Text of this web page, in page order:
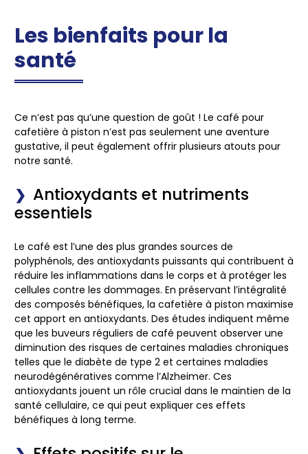
Les bienfaits pour la
santé
Ce n’est pas qu’une question de goût ! Le café pour
cafetière à piston n’est pas seulement une aventure
gustative, il peut également offrir plusieurs atouts pour
notre santé.
Antioxydants et nutriments
essentiels
Le café est l’une des plus grandes sources de
polyphénols, des antioxydants puissants qui contribuent à
réduire les inflammations dans le corps et à protéger les
cellules contre les dommages. En préservant l’intégralité
des composés bénéfiques, la cafetière à piston maximise
cet apport en antioxydants. Des études indiquent même
que les buveurs réguliers de café peuvent observer une
diminution des risques de certaines maladies chroniques
telles que le diabète de type 2 et certaines maladies
neurodégénératives comme l’Alzheimer. Ces
antioxydants jouent un rôle crucial dans le maintien de la
santé cellulaire, ce qui peut expliquer ces effets
bénéfiques à long terme.